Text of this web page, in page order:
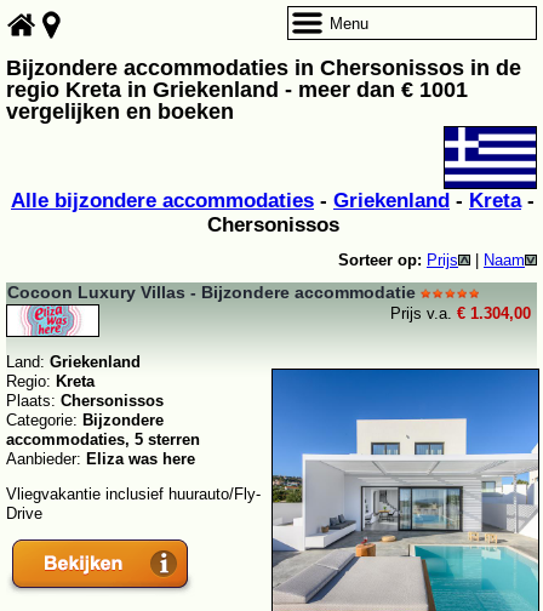
Bijzondere accommodaties in Chersonissos in de
regio Kreta in Griekenland - meer dan € 1001
vergelijken en boeken
Alle bijzondere accommodaties - Griekenland - Kreta-
Chersonissos
Sorteer op: Prijs Naam
Cocoon Luxury Villas - Bijzondere accommodatie
Prijs v.a. € 1.304,00
Land: Griekenland
Regio: Kreta
Plaats: Chersonissos
Categorie: Bijzondere
accommodaties, 5 sterren
Aanbieder: Eliza was here
Vliegvakantie inclusief huurauto/Fly-
Drive
Menu